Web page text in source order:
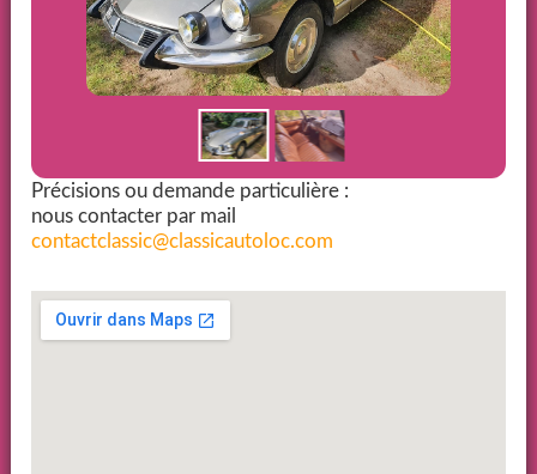
Précisions ou demande particulière :
nous contacter par mail
contactclassic@classicautoloc.com